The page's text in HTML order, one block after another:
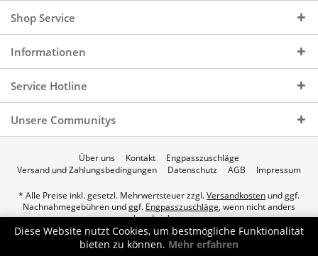
Shop Service
Informationen
Service Hotline
Unsere Communitys
Über uns Kontakt
Engpasszuschläge
Versand und Zahlungsbedingungen
Datenschutz AGB Impressum
* Alle Preise inkl. gesetzl. Mehrwertsteuer zzgl.Versandkosten und ggf.
Nachnahmegebühren und ggf. Engpasszuschläge, wenn nicht anders
beschrieben.
© 2026 p.a.c. Gasservice GmbH - All Rights Reserved. Theme by
ThemeWare®
Diese Website nutzt Cookies, um bestmögliche Funktionalität
bieten zu können. Mehr erfahren